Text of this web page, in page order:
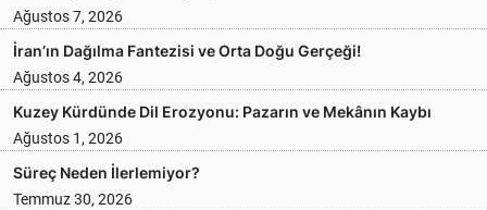
Ağustos 7, 2026
İran’ın Dağılma Fantezisi ve Orta Doğu Gerçeği!
Ağustos 4, 2026
Kuzey Kürdünde Dil Erozyonu: Pazarın ve Mekânın Kaybı
Ağustos 1, 2026
Süreç Neden İlerlemiyor?
Temmuz 30, 2026